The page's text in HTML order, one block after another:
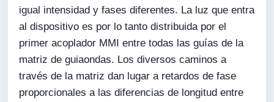
igual intensidad y fases diferentes. La luz que entra
al dispositivo es por lo tanto distribuida por el
primer acoplador MMI entre todas las guías de la
matriz de guiaondas. Los diversos caminos a
través de la matriz dan lugar a retardos de fase
proporcionales a las diferencias de longitud entre